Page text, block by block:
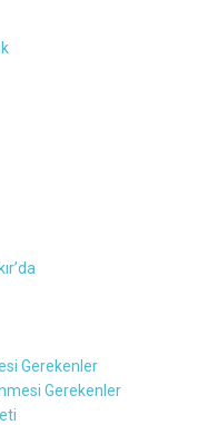
Gerekenler
Gerekenler